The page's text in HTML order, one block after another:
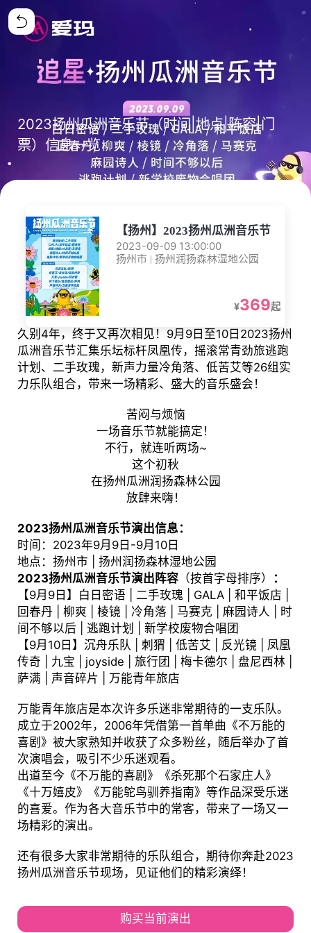
2023扬州瓜洲音乐节（时间|地点|阵容|门
票）信息一览
【扬州】2023扬州瓜洲音乐节
2023-09-09 13:00:00
扬州市 | 扬州润扬森林湿地公园
¥369起
久别4年，终于又再次相见！9月9日至10日2023扬州
瓜洲音乐节汇集乐坛标杆凤凰传，摇滚常青劲旅逃跑
计划、二手玫瑰，新声力量冷角落、低苦艾等26组实
力乐队组合，带来一场精彩、盛大的音乐盛会！
苦闷与烦恼
一场音乐节就能搞定！
不行，就连听两场~
这个初秋
在扬州瓜洲润扬森林公园
放肆来嗨！
2023扬州瓜洲音乐节演出信息：
时间：2023年9月9日-9月10日
地点：扬州市 | 扬州润扬森林湿地公园
2023扬州瓜洲音乐节演出阵容（按首字母排序）
：
【9月9日】白日密语 | 二手玫瑰 | GALA | 和平饭店 |
回春丹 | 柳爽 | 棱镜 | 冷角落 | 马赛克 | 麻园诗人 | 时
间不够以后 | 逃跑计划 | 新学校废物合唱团
【9月10日】沉舟乐队 | 刺猬 | 低苦艾 | 反光镜 | 凤凰
传奇 | 九宝 | joyside | 旅行团 | 梅卡德尔 | 盘尼西林 |
萨满 | 声音碎片 | 万能青年旅店
万能青年旅店是本次许多乐迷非常期待的一支乐队。
成立于2002年，2006年凭借第一首单曲《不万能的
喜剧》被大家熟知并收获了众多粉丝，随后举办了首
次演唱会，吸引不少乐迷观看。
出道至今《不万能的喜剧》《杀死那个石家庄人》
《十万嬉皮》《万能鸵鸟驯养指南》等作品深受乐迷
的喜爱。作为各大音乐节中的常客，带来了一场又一
场精彩的演出。
还有很多大家非常期待的乐队组合，期待你奔赴2023
扬州瓜洲音乐节现场，见证他们的精彩演绎！
购买当前演出